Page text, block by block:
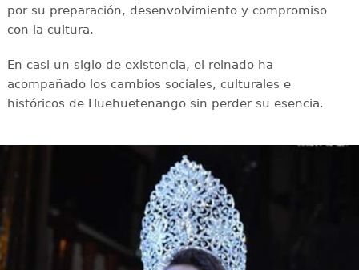
por su preparación, desenvolvimiento y compromiso
con la cultura.
En casi un siglo de existencia, el reinado ha
acompañado los cambios sociales, culturales e
históricos de Huehuetenango sin perder su esencia.